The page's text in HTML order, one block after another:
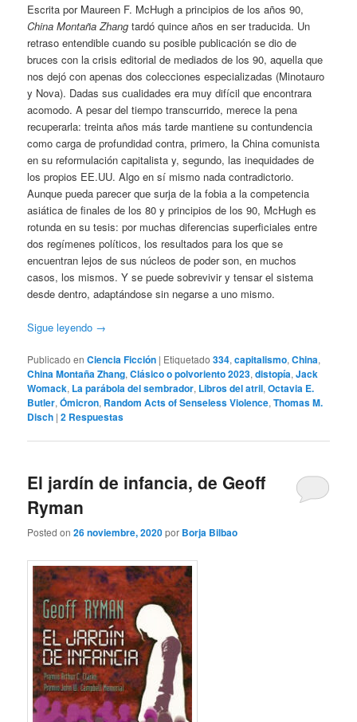
Escrita por Maureen F. McHugh a principios de los años 90,
China Montaña Zhang tardó quince años en ser traducida. Un
retraso entendible cuando su posible publicación se dio de
bruces con la crisis editorial de mediados de los 90, aquella que
nos dejó con apenas dos colecciones especializadas (Minotauro
y Nova). Dadas sus cualidades era muy difícil que encontrara
acomodo. A pesar del tiempo transcurrido, merece la pena
recuperarla: treinta años más tarde mantiene su contundencia
como carga de profundidad contra, primero, la China comunista
en su reformulación capitalista y, segundo, las inequidades de
los propios EE.UU. Algo en sí mismo nada contradictorio.
Aunque pueda parecer que surja de la fobia a la competencia
asiática de finales de los 80 y principios de los 90, McHugh es
rotunda en su tesis: por muchas diferencias superficiales entre
dos regímenes políticos, los resultados para los que se
encuentran lejos de sus núcleos de poder son, en muchos
casos, los mismos. Y se puede sobrevivir y tensar el sistema
desde dentro, adaptándose sin negarse a uno mismo.
Sigue leyendo →
Publicado en Ciencia Ficción | Etiquetado 334,capitalismo,China,
China Montaña Zhang,Clásico o polvoriento 2023,distopía,Jack
Womack, La parábola del sembrador, Libros del atril,Octavia E.
Butler,Ómicron, Random Acts of Senseless Violence,Thomas M.
Disch |2 Respuestas
El jardín de infancia, de Geoff
Ryman
Posted on26 noviembre, 2020por Borja Bilbao